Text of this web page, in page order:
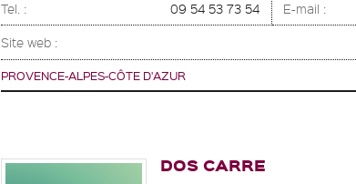
Tel. : 09 54 53 73 54 E-mail :
Site web :
PROVENCE-ALPES-CÔTE D'AZUR
DOS CARRE